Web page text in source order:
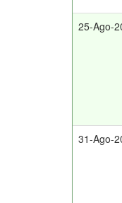
25-Ago-
31-Ago-